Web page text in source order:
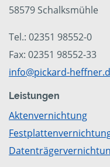
58579 Schalksmühle
Tel.: 02351 98552-0
Fax: 02351 98552-33
info@pickard-
Leistungen
Aktenvernichtung